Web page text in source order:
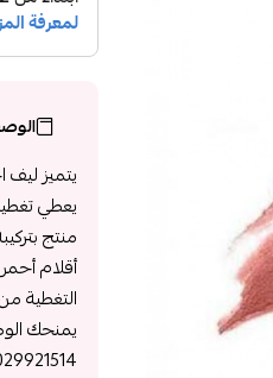
يتميز ليف
يعطي
منتج
أقلام
التغطية
يمنحك